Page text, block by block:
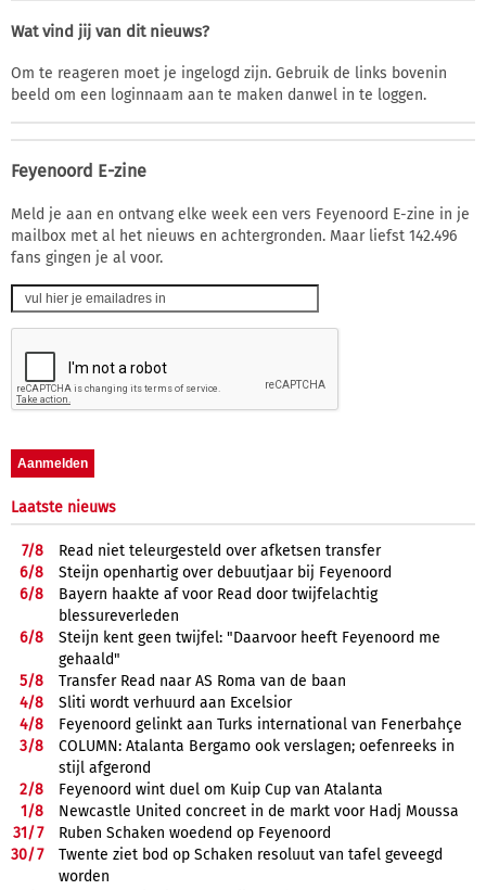
Wat vind jij van dit nieuws?
Om te reageren moet je ingelogd zijn. Gebruik de links bovenin
beeld om een loginnaam aan te maken danwel in te loggen.
Feyenoord E-zine
Meld je aan en ontvang elke week een vers Feyenoord E-zine in je
mailbox met al het nieuws en achtergronden. Maar liefst 142.496
fans gingen je al voor.
Laatste nieuws
7/8
Read niet teleurgesteld over afketsen transfer
6/8
Steijn openhartig over debuutjaar bij Feyenoord
6/8
Bayern haakte af voor Read door twijfelachtig
blessureverleden
6/8
Steijn kent geen twijfel: "Daarvoor heeft Feyenoord me
gehaald"
5/8
Transfer Read naar AS Roma van de baan
4/8
Sliti wordt verhuurd aan Excelsior
4/8
Feyenoord gelinkt aan Turks international van Fenerbahçe
3/8
COLUMN: Atalanta Bergamo ook verslagen; oefenreeks in
stijl afgerond
2/8
Feyenoord wint duel om Kuip Cup van Atalanta
1/8
Newcastle United concreet in de markt voor Hadj Moussa
31/7
Ruben Schaken woedend op Feyenoord
30/7
Twente ziet bod op Schaken resoluut van tafel geveegd
worden